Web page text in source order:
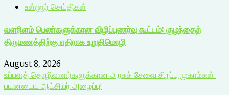
உள்ளூர் செய்திகள்
வளரிளம் பெண்களுக்கான விழிப்புணர்வு கூட்டம்: குழந்தைத்
திருமணத்திற்கு எதிராக உறுதிமொழி
August 8, 2026
உப்பளத் தொழிலாளர்களுக்கான அரசுச் சேவை சிறப்பு முகாம்கள்:
பயனடைய ஆட்சியர் அழைப்பு!